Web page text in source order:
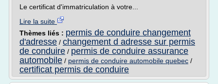
Le certificat d'immatriculation à votre...
Lire la suite
Thèmes liés : permis de conduire changement
d'adresse / changement d adresse sur permis
de conduire / permis de conduire assurance
automobile / permis de conduire automobile quebec /
certificat permis de conduire